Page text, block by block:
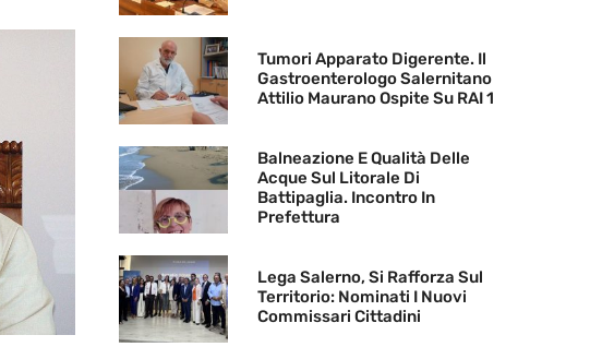
Tumori Apparato Digerente. Il
Gastroenterologo Salernitano
Attilio Maurano Ospite Su RAI 1
Balneazione E Qualità Delle
Acque Sul Litorale Di
Battipaglia. Incontro In
Prefettura
Lega Salerno, Si Rafforza Sul
Territorio: Nominati I Nuovi
Commissari Cittadini